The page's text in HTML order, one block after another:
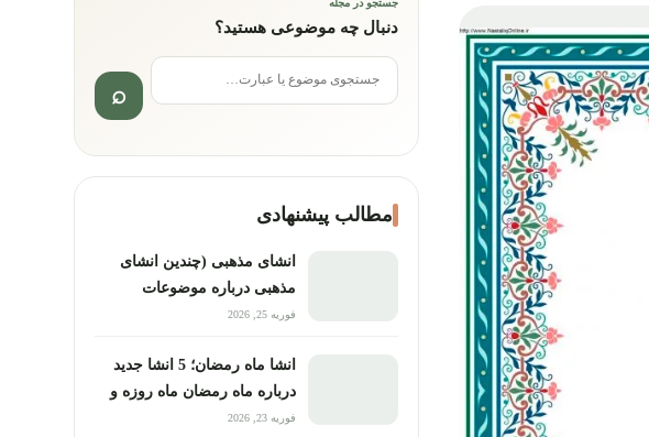
جستجو در مجله
دنبال چه موضوعی هستید؟
جستجو برای:
مطالب پیشنهادی
انشای مذهبی (چندین انشای
مذهبی درباره موضوعات
مختلف معنوی مذهبی)
فوریه 25, 2026
انشا ماه رمضان؛ 5 انشا جدید
درباره ماه رمضان ماه روزه و
عبادت
فوریه 23, 2026